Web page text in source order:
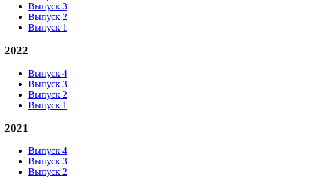
Выпуск 3
Выпуск 2
Выпуск 1
2022
Выпуск 4
Выпуск 3
Выпуск 2
Выпуск 1
2021
Выпуск 4
Выпуск 3
Выпуск 2